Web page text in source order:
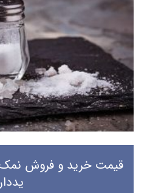
قیمت خرید و فروش
یددار